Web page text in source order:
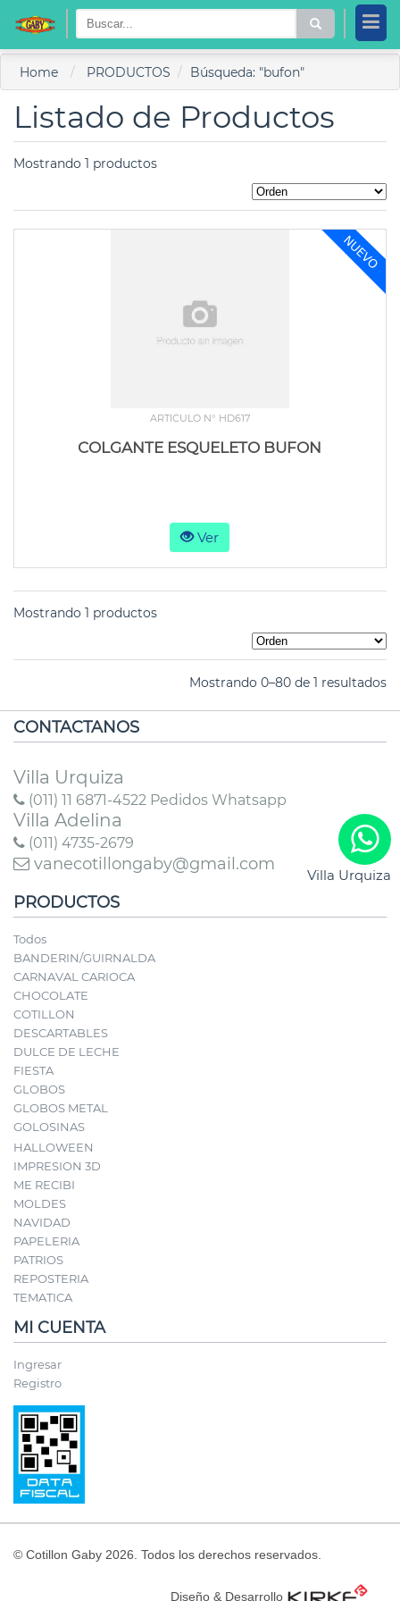
Villa Urquiza
Home PRODUCTOS Búsqueda: "bufon"
Listado de Productos
Mostrando 1 productos
ARTICULO N° HD617
COLGANTE ESQUELETO BUFON
Ver
Mostrando 1 productos
Mostrando 0–80 de 1 resultados
CONTACTANOS
Villa Urquiza
(011) 11 6871-4522 Pedidos Whatsapp
Villa Adelina
(011) 4735-2679
vanecotillongaby@gmail.com
PRODUCTOS
Todos
BANDERIN/GUIRNALDA
CARNAVAL CARIOCA
CHOCOLATE
COTILLON
DESCARTABLES
DULCE DE LECHE
FIESTA
GLOBOS
GLOBOS METAL
GOLOSINAS
HALLOWEEN
IMPRESION 3D
ME RECIBI
MOLDES
NAVIDAD
PAPELERIA
PATRIOS
REPOSTERIA
TEMATICA
MI CUENTA
Ingresar
Registro
© Cotillon Gaby 2026. Todos los derechos reservados.
Diseño & Desarrollo